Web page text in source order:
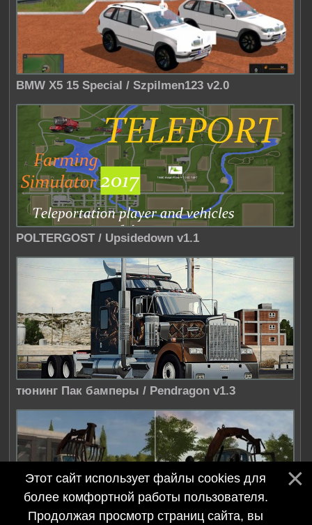
BMW X5 15 Special / Szpilmen123 v2.0
POLTERGOST / Upsidedown v1.1
тюнинг Пак бамперы / Pendragon v1.3
Этот сайт использует файлы cookies для
более комфортной работы пользователя.
Продолжая просмотр страниц сайта, вы